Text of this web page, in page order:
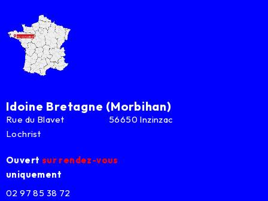
Idoine Bretagne (Morbihan)
Rue du Blavet 56650 Inzinzac
Lochrist
Ouvert sur rendez-vous
uniquement
02 97 85 38 72